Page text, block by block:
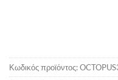
Κωδικός προϊόντος: